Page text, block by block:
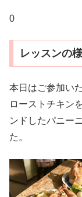
0
レッスンの
本日はご参加い
ローストチキン
ンドしたパニー
た。